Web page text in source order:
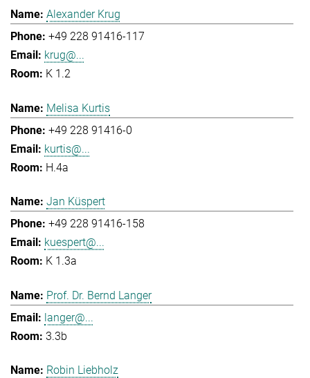
Alexander Krug
+49 228 91416-117
krug@...
K 1.2
Melisa Kurtis
+49 228 91416-0
kurtis@...
H.4a
Jan Küspert
+49 228 91416-158
kuespert@...
K 1.3a
Prof. Dr. Bernd Langer
langer@...
3.3b
Robin Liebholz